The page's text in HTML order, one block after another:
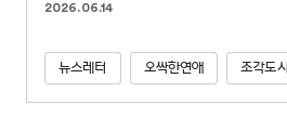
2026.06.14
뉴스레터 오싹한연애 조각도시